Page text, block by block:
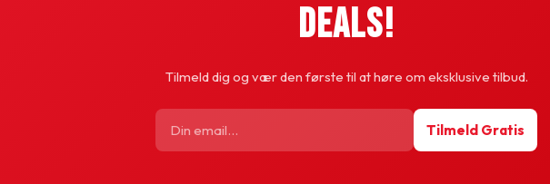
Deals!
Tilmeld dig og vær den første til at høre om eksklusive tilbud.
Tilmeld Gratis